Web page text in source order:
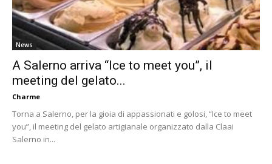
News
A Salerno arriva “Ice to meet you”, il
meeting del gelato...
Charme
Torna a Salerno, per la gioia di appassionati e golosi, “Ice to meet
you”, il meeting del gelato artigianale organizzato dalla Claai
Salerno in...